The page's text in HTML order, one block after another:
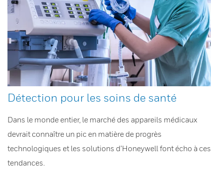
Détection pour les soins de santé
Dans le monde entier, le marché des appareils médicaux
devrait connaître un pic en matière de progrès
technologiques et les solutions d’Honeywell font écho à ces
tendances.